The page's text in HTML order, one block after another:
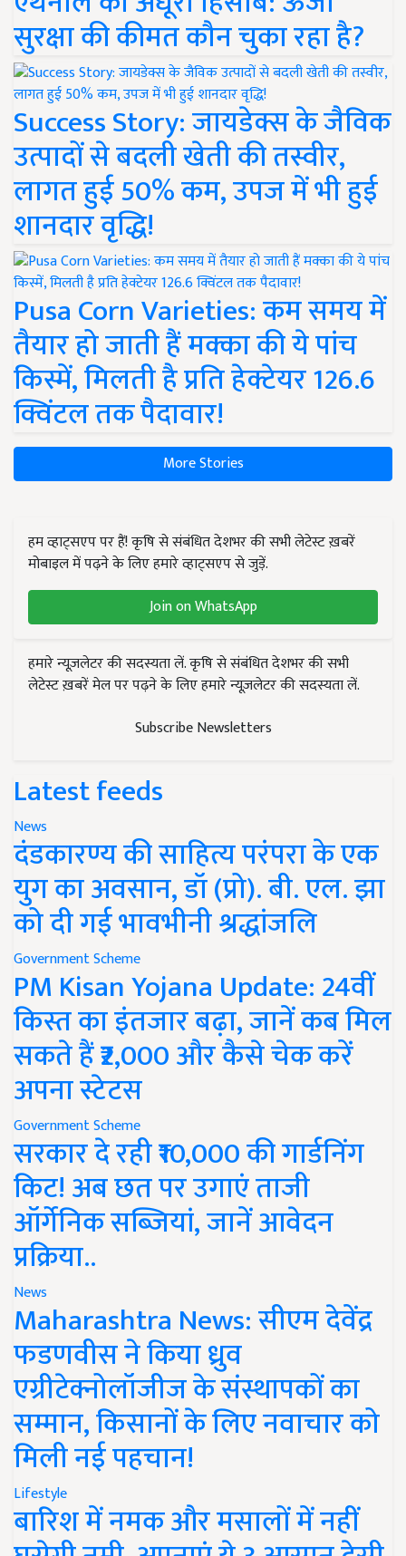
सुरक्षा की कीमत कौन चुका रहा है?
Success Story: जायडेक्स के जैविक
उत्पादों से बदली खेती की तस्वीर,
लागत हुई 50% कम, उपज में भी हुई
शानदार वृद्धि!
Pusa Corn Varieties: कम समय में
तैयार हो जाती हैं मक्का की ये पांच
किस्में, मिलती है प्रति हेक्टेयर 126.6
क्विंटल तक पैदावार!
More Stories
हम व्हाट्सएप पर हैं! कृषि से संबंधित देशभर की सभी लेटेस्ट ख़बरें
मोबाइल में पढ़ने के लिए हमारे व्हाट्सएप से जुड़ें.
Join on WhatsApp
हमारे न्यूज़लेटर की सदस्यता लें. कृषि से संबंधित देशभर की सभी
लेटेस्ट ख़बरें मेल पर पढ़ने के लिए हमारे न्यूज़लेटर की सदस्यता लें.
Subscribe Newsletters
Latest feeds
News
दंडकारण्य की साहित्य परंपरा के एक
युग का अवसान, डॉ (प्रो). बी. एल. झा
को दी गई भावभीनी श्रद्धांजलि
Government Scheme
PM Kisan Yojana Update: 24वीं
किस्त का इंतजार बढ़ा, जानें कब मिल
सकते हैं ₹2,000 और कैसे चेक करें
अपना स्टेटस
Government Scheme
सरकार दे रही ₹10,000 की गार्डनिंग
किट! अब छत पर उगाएं ताजी
ऑर्गेनिक सब्जियां, जानें आवेदन
प्रक्रिया..
News
Maharashtra News: सीएम देवेंद्र
फडणवीस ने किया ध्रुव
एग्रीटेक्नोलॉजीज के संस्थापकों का
सम्मान, किसानों के लिए नवाचार को
मिली नई पहचान!
Lifestyle
बारिश में नमक और मसालों में नहीं